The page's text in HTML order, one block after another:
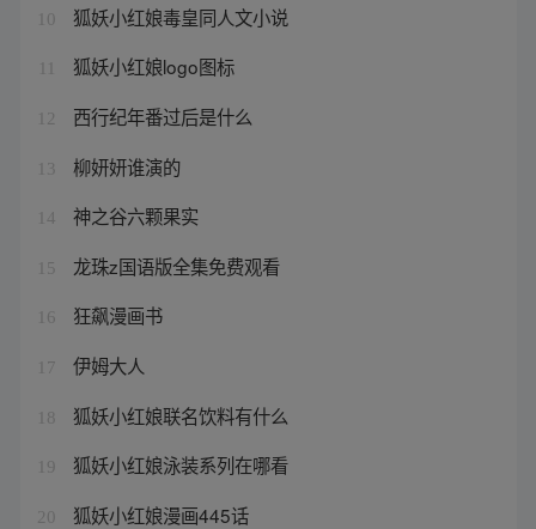
10 狐妖小红娘毒皇同人文小说
狐妖小红娘logo图标
12 西行纪年番过后是什么
13 柳妍妍谁演的
14 神之谷六颗果实
15 龙珠z国语版全集免费观看
16 狂飙漫画书
17 伊姆大人
18 狐妖小红娘联名饮料有什么
19 狐妖小红娘泳装系列在哪看
20 狐妖小红娘漫画445话